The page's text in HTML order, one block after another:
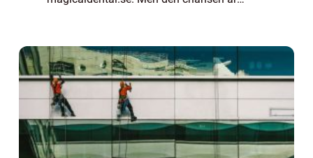
tandläkare. Ändå har de n...